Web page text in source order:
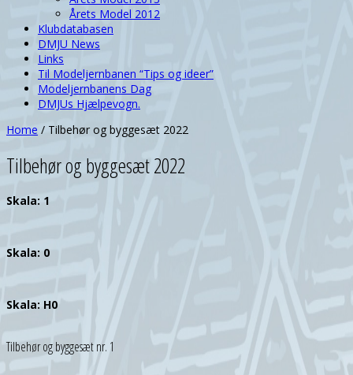
Årets Model 2012
Klubdatabasen
DMJU News
Links
Til Modeljernbanen “Tips og ideer”
Modeljernbanens Dag
DMJUs Hjælpevogn.
Home / Tilbehør og byggesæt 2022
Tilbehør og byggesæt 2022
Skala: 1
Skala: 0
Skala: H0
Tilbehør og byggesæt nr. 1